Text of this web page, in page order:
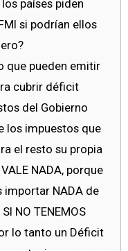
países piden
si podrían ellos
que pueden emitir
cubrir déficit
del Gobierno
los impuestos que
el resto su propia
NADA, porque
importar NADA de
NO TENEMOS
lo tanto un Déficit